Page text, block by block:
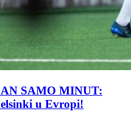
SAMO MINUT:
u Evropi!